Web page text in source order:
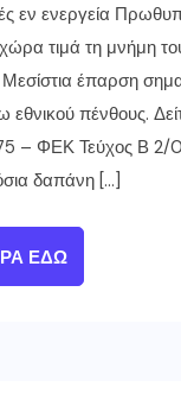
εν ενεργεία
τιμά τη μνήμη
έπαρση
εθνικού πένθους.
– ΦΕΚ Τεύχος Β 2/
δαπάνη […]
ΕΔΏ